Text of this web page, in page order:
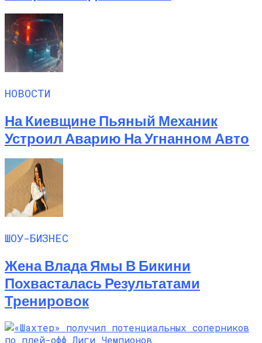
НОВОСТИ
На Киевщине Пьяный Механик
Устроил Аварию На Угнанном Авто
ШОУ-БИЗНЕС
Жена Влада Ямы В Бикини
Похвасталась Результатами
Тренировок